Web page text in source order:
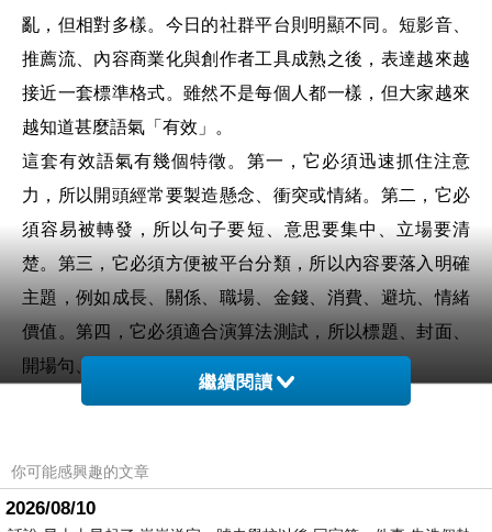
亂，但相對多樣。今日的社群平台則明顯不同。短影音、
推薦流、內容商業化與創作者工具成熟之後，表達越來越
接近一套標準格式。雖然不是每個人都一樣，但大家越來
越知道甚麼語氣「有效」。
這套有效語氣有幾個特徵。第一，它必須迅速抓住注意
力，所以開頭經常要製造懸念、衝突或情緒。第二，它必
須容易被轉發，所以句子要短、意思要集中、立場要清
楚。第三，它必須方便被平台分類，所以內容要落入明確
主題，例如成長、關係、職場、金錢、消費、避坑、情緒
價值。第四，它必須適合演算法測試，所以標題、封面、
開場句、節奏都要可以被反覆優化。
到 2026 年，這種語氣同化已經是由平台工具進一步制度
創作者使用，系統會比較不同版本的標題與縮圖，並以觀
看時間等表現決定哪一個更有效。這類工具表面上只是幫
繼續閱讀
你可能感興趣的文章
2026/08/10